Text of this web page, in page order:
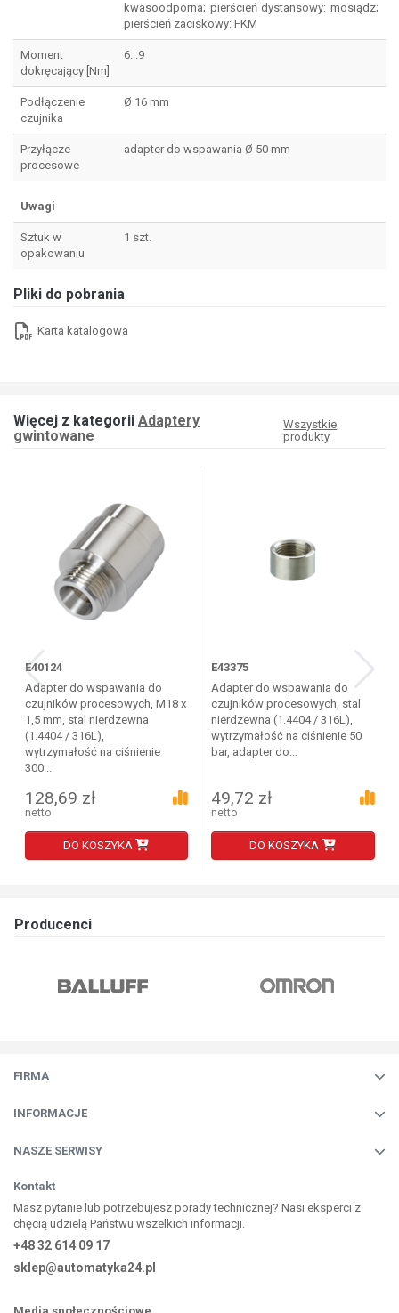
kwasoodporna; pierścień dystansowy: mosiądz;
pierścień zaciskowy: FKM
Moment
dokręcający [Nm]
6...9
Podłączenie
czujnika
Ø 16 mm
Przyłącze
procesowe
adapter do wspawania Ø 50 mm
Uwagi
Sztuk w
opakowaniu
1 szt.
Pliki do pobrania
Karta katalogowa
Więcej z kategorii Adaptery
gwintowane
Wszystkie
produkty
E40124
Adapter do wspawania do
czujników procesowych, M18 x
1,5 mm, stal nierdzewna
(1.4404 / 316L),
wytrzymałość na ciśnienie
300...
128,69 zł
netto
DO KOSZYKA
E43375
Adapter do wspawania do
czujników procesowych, stal
nierdzewna (1.4404 / 316L),
wytrzymałość na ciśnienie 50
bar, adapter do...
49,72 zł
netto
DO KOSZYKA
Producenci
FIRMA
INFORMACJE
NASZE SERWISY
Kontakt
Masz pytanie lub potrzebujesz porady technicznej? Nasi eksperci z
chęcią udzielą Państwu wszelkich informacji.
+48 32 614 09 17
sklep@automatyka24.pl